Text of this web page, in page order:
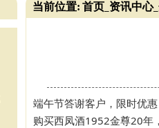
当前位置: 首页 资讯中心_
端午节答谢客户，限时优惠
购买西凤酒1952金尊20年，